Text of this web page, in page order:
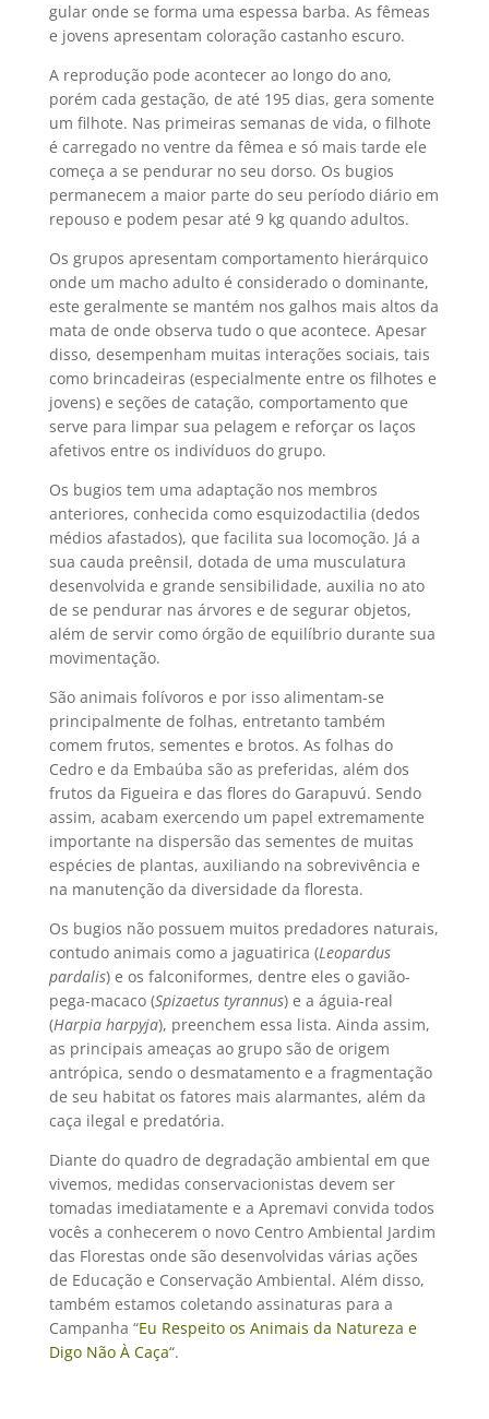
gular onde se forma uma espessa barba. As fêmeas
e jovens apresentam coloração castanho escuro.
A reprodução pode acontecer ao longo do ano,
porém cada gestação, de até 195 dias, gera somente
um filhote. Nas primeiras semanas de vida, o filhote
é carregado no ventre da fêmea e só mais tarde ele
começa a se pendurar no seu dorso. Os bugios
permanecem a maior parte do seu período diário em
repouso e podem pesar até 9 kg quando adultos.
Os grupos apresentam comportamento hierárquico
onde um macho adulto é considerado o dominante,
este geralmente se mantém nos galhos mais altos da
mata de onde observa tudo o que acontece. Apesar
disso, desempenham muitas interações sociais, tais
como brincadeiras (especialmente entre os filhotes e
jovens) e seções de catação, comportamento que
serve para limpar sua pelagem e reforçar os laços
afetivos entre os indivíduos do grupo.
Os bugios tem uma adaptação nos membros
anteriores, conhecida como esquizodactilia (dedos
médios afastados), que facilita sua locomoção. Já a
sua cauda preênsil, dotada de uma musculatura
desenvolvida e grande sensibilidade, auxilia no ato
de se pendurar nas árvores e de segurar objetos,
além de servir como órgão de equilíbrio durante sua
movimentação.
São animais folívoros e por isso alimentam-se
principalmente de folhas, entretanto também
comem frutos, sementes e brotos. As folhas do
Cedro e da Embaúba são as preferidas, além dos
frutos da Figueira e das flores do Garapuvú. Sendo
assim, acabam exercendo um papel extremamente
importante na dispersão das sementes de muitas
espécies de plantas, auxiliando na sobrevivência e
na manutenção da diversidade da floresta.
Os bugios não possuem muitos predadores naturais,
contudo animais como a jaguatirica (Leopardus
pardalis) e os falconiformes, dentre eles o gavião-
pega-macaco (Spizaetus tyrannus) e a águia-real
(Harpia harpyja), preenchem essa lista. Ainda assim,
as principais ameaças ao grupo são de origem
antrópica, sendo o desmatamento e a fragmentação
de seu habitat os fatores mais alarmantes, além da
caça ilegal e predatória.
Diante do quadro de degradação ambiental em que
vivemos, medidas conservacionistas devem ser
tomadas imediatamente e a Apremavi convida todos
vocês a conhecerem o novo Centro Ambiental Jardim
das Florestas onde são desenvolvidas várias ações
de Educação e Conservação Ambiental. Além disso,
também estamos coletando assinaturas para a
Campanha “Eu Respeito os Animais da Natureza e
Digo Não À Caça“.